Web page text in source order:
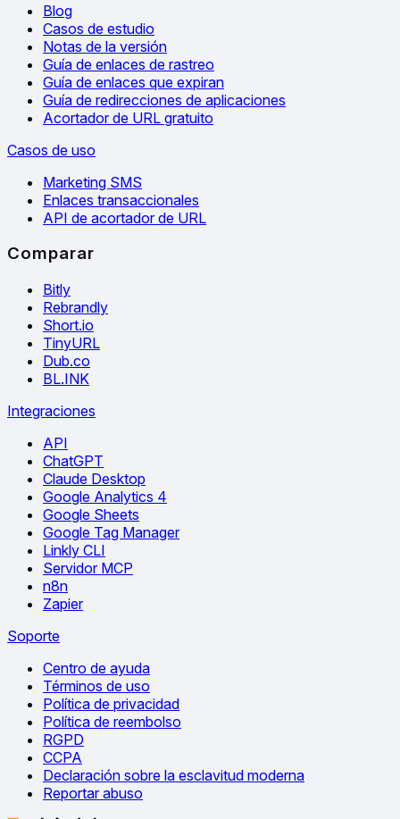
Blog
Casos de estudio
Notas de la versión
Guía de enlaces de rastreo
Guía de enlaces que expiran
Guía de redirecciones de aplicaciones
Acortador de URL gratuito
Casos de uso
Marketing SMS
Enlaces transaccionales
API de acortador de URL
Comparar
Bitly
Rebrandly
Short.io
TinyURL
Dub.co
BL.INK
Integraciones
API
ChatGPT
Claude Desktop
Google Analytics 4
Google Sheets
Google Tag Manager
Linkly CLI
Servidor MCP
n8n
Zapier
Soporte
Centro de ayuda
Términos de uso
Política de privacidad
Política de reembolso
RGPD
CCPA
Declaración sobre la esclavitud moderna
Reportar abuso